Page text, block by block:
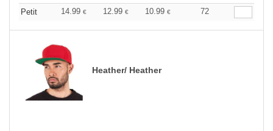
Petit
14.99 € 12.99 € 10.99 € 72
Heather/ Heather